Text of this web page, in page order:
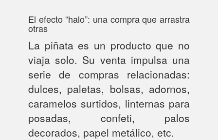
El efecto “halo”: una compra que arrastra
otras
La piñata es un producto que no
viaja solo. Su venta impulsa una
serie de compras relacionadas:
dulces, paletas, bolsas, adornos,
caramelos surtidos, linternas para
posadas, confeti, palos
decorados, papel metálico, etc.